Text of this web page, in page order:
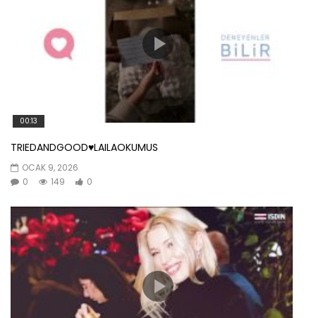
00:13
TRIEDANDGOOD♥️LAILAOKUMUS
OCAK 9, 2026
0
149 0